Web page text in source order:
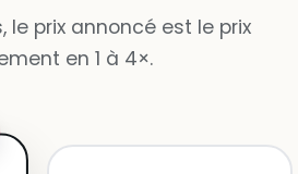
le prix annoncé est le prix
en 1 à 4×.